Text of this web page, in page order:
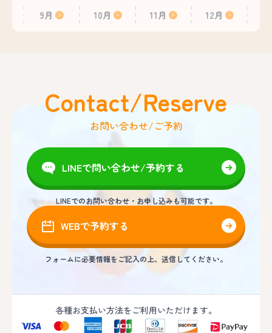
9月
10月 11月 12月
Contact/Reserve
お問い合わせ/ご予約
LINEで問い合わせ/予約する
LINEでのお問い合わせ・お申し込みも可能です。
WEBで予約する
フォームに必要情報をご記入の上、送信してください。
各種お支払い方法をご利用いただけます。